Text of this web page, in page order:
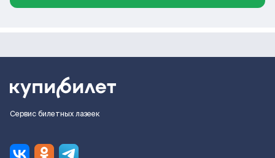
Сервис билетных лазеек